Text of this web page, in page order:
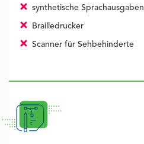
synthetische Sprachausgaben
Brailledrucker
Scanner für Sehbehinderte